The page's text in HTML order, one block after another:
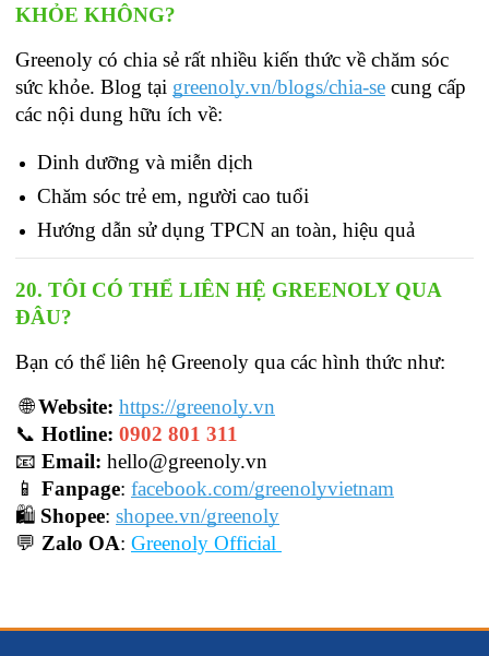
KHỎE KHÔNG?
Greenoly có chia sẻ rất nhiều kiến thức về chăm sóc
sức khỏe. Blog tại greenoly.vn/blogs/chia-se cung cấp
các nội dung hữu ích về:
Dinh dưỡng và miễn dịch
Chăm sóc trẻ em, người cao tuổi
Hướng dẫn sử dụng TPCN an toàn, hiệu quả
20. TÔI CÓ THỂ LIÊN HỆ GREENOLY QUA
ĐÂU?
Bạn có thể liên hệ Greenoly qua các hình thức như:
🌐 Website: https://greenoly.vn
📞 Hotline: 0902 801 311
📧 Email: hello@greenoly.vn
📱 Fanpage: facebook.com/greenolyvietnam
🛍️ Shopee: shopee.vn/greenoly
💬 Zalo OA: Greenoly Official